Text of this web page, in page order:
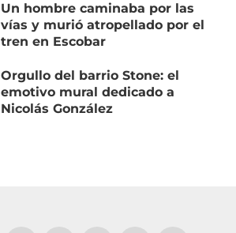
Un hombre caminaba por las
vías y murió atropellado por el
tren en Escobar
Orgullo del barrio Stone: el
emotivo mural dedicado a
Nicolás González